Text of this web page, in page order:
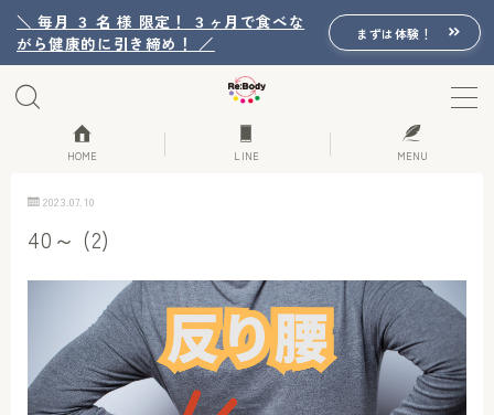
＼ 毎月 ３ 名 様 限定！ ３ヶ月で食べな
がら健康的に引き締め！ ／
まずは体験！
MENU
Re:Bodyの想い
初回体験詳細
Re:Bodyのメニュー
記事カテゴリー一覧
HOME LINE MENU
2023.07.10
40～ (2)